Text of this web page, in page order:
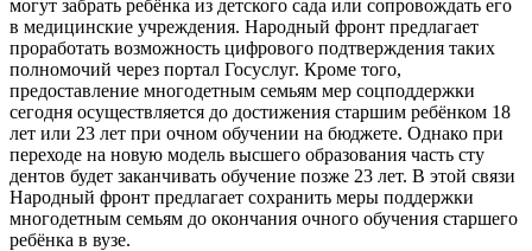
могут забрать ребёнка из детского сада или сопровождать его
в медицинские учреждения. Народный фронт предлагает
проработать возможность цифрового подтверждения таких
полномочий через портал Госуслуг. Кроме того,
предоставление многодетным семьям мер соцподдержки
сегодня осуществляется до достижения старшим ребёнком 18
лет или 23 лет при очном обучении на бюджете. Однако при
переходе на новую модель высшего образования часть сту
дентов будет заканчивать обучение позже 23 лет. В этой связи
Народный фронт предлагает сохранить меры поддержки
многодетным семьям до окончания очного обучения старшего
ребёнка в вузе.